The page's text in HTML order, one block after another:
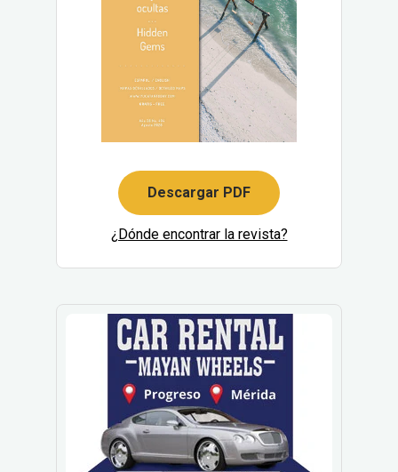
Descargar PDF
¿Dónde encontrar la revista?